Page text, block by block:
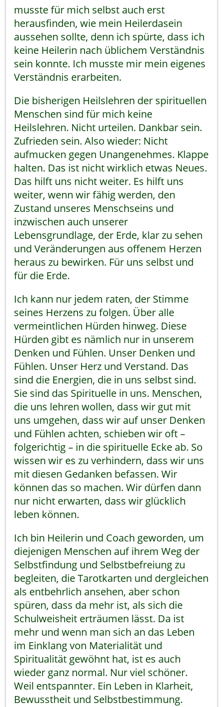
musste für mich selbst auch erst
herausfinden, wie mein Heilerdasein
aussehen sollte, denn ich spürte, dass ich
keine Heilerin nach üblichem Verständnis
sein konnte. Ich musste mir mein eigenes
Verständnis erarbeiten.
Die bisherigen Heilslehren der spirituellen
Menschen sind für mich keine
Heilslehren. Nicht urteilen. Dankbar sein.
Zufrieden sein. Also wieder: Nicht
aufmucken gegen Unangenehmes. Klappe
halten. Das ist nicht wirklich etwas Neues.
Das hilft uns nicht weiter. Es hilft uns
weiter, wenn wir fähig werden, den
Zustand unseres Menschseins und
inzwischen auch unserer
Lebensgrundlage, der Erde, klar zu sehen
und Veränderungen aus offenem Herzen
heraus zu bewirken. Für uns selbst und
für die Erde.
Ich kann nur jedem raten, der Stimme
seines Herzens zu folgen. Über alle
vermeintlichen Hürden hinweg. Diese
Hürden gibt es nämlich nur in unserem
Denken und Fühlen. Unser Denken und
Fühlen. Unser Herz und Verstand. Das
sind die Energien, die in uns selbst sind.
Sie sind das Spirituelle in uns. Menschen,
die uns lehren wollen, dass wir gut mit
uns umgehen, dass wir auf unser Denken
und Fühlen achten, schieben wir oft –
folgerichtig – in die spirituelle Ecke ab. So
wissen wir es zu verhindern, dass wir uns
mit diesen Gedanken befassen. Wir
können das so machen. Wir dürfen dann
nur nicht erwarten, dass wir glücklich
leben können.
Ich bin Heilerin und Coach geworden, um
diejenigen Menschen auf ihrem Weg der
Selbstfindung und Selbstbefreiung zu
begleiten, die Tarotkarten und dergleichen
als entbehrlich ansehen, aber schon
spüren, dass da mehr ist, als sich die
Schulweisheit erträumen lässt. Da ist
mehr und wenn man sich an das Leben
im Einklang von Materialität und
Spiritualität gewöhnt hat, ist es auch
wieder ganz normal. Nur viel schöner.
Weil entspannter. Ein Leben in Klarheit,
Bewusstheit und Selbstbestimmung.